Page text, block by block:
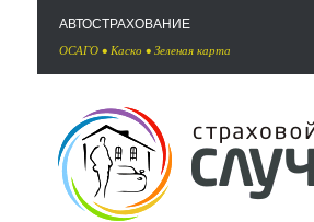
АВТОСТРАХОВАНИЕ
ОСАГО • Каско • Зеленая карта